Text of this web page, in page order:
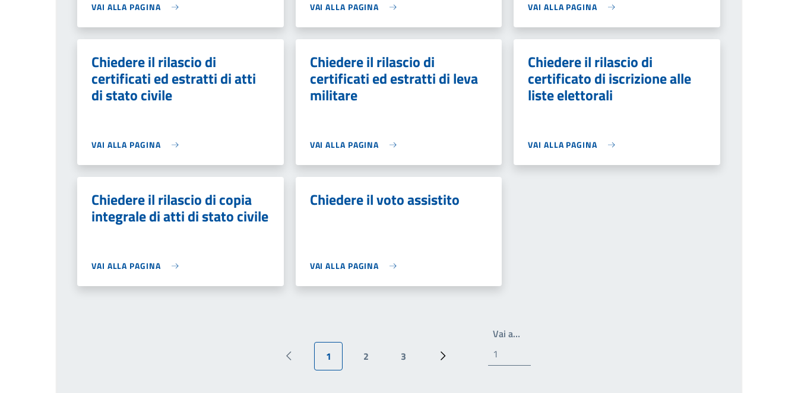
VAI ALLA PAGINA VAI ALLA PAGINA VAI ALLA PAGINA
Chiedere il rilascio di
certificati ed estratti di atti
di stato civile
VAI ALLA PAGINA
Chiedere il rilascio di
certificati ed estratti di leva
militare
VAI ALLA PAGINA
Chiedere il rilascio di
certificato di iscrizione alle
liste elettorali
VAI ALLA PAGINA
Chiedere il rilascio di copia
integrale di atti di stato civile
VAI ALLA PAGINA
Chiedere il voto assistito
VAI ALLA PAGINA
Pagina precedente
Pagina attuale
1
Pagina
2
Pagina
3
Pagina successiva
Vai a…